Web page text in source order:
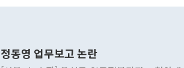
정동영 업무보고 논란